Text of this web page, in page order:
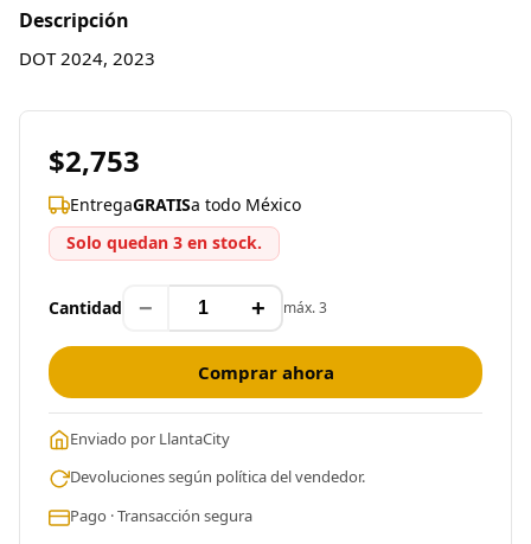
Descripción
DOT 2024, 2023
$2,753
EntregaGRATISa todo México
Solo quedan 3 en stock.
Cantidad − + máx. 3
Comprar ahora
Enviado por LlantaCity
Devoluciones según política del vendedor.
Pago · Transacción segura